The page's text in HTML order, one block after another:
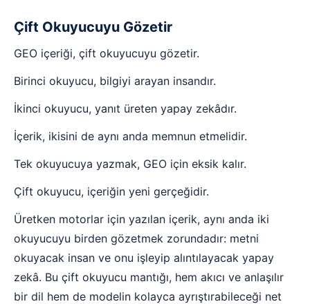
Çift Okuyucuyu Gözetir
GEO içeriği, çift okuyucuyu gözetir.
Birinci okuyucu, bilgiyi arayan insandır.
İkinci okuyucu, yanıt üreten yapay zekâdır.
İçerik, ikisini de aynı anda memnun etmelidir.
Tek okuyucuya yazmak, GEO için eksik kalır.
Çift okuyucu, içeriğin yeni gerçeğidir.
Üretken motorlar için yazılan içerik, aynı anda iki
okuyucuyu birden gözetmek zorundadır: metni
okuyacak insan ve onu işleyip alıntılayacak yapay
zekâ. Bu çift okuyucu mantığı, hem akıcı ve anlaşılır
bir dil hem de modelin kolayca ayrıştırabileceği net